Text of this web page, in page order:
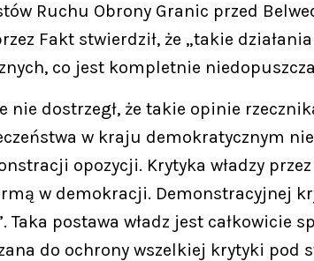
Ruchu Obrony Granic przed
Fakt stwierdził, że „takie
co jest kompletnie
dostrzegł, że takie opinie
w kraju demokratycznym
opozycji. Krytyka władzy
w demokracji. Demonstracyjnej
Taka postawa władz jest całkowicie
do ochrony wszelkiej krytyki pod